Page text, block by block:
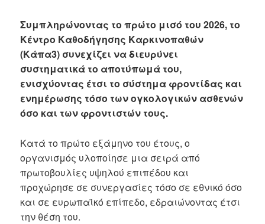
Συμπληρώνοντας το πρώτο μισό του 2026, το
Κέντρο Καθοδήγησης Καρκινοπαθών
(Κάπα3) συνεχίζει να διευρύνει
συστηματικά το αποτύπωμά του,
ενισχύοντας έτσι το σύστημα φροντίδας και
ενημέρωσης τόσο των ογκολογικών ασθενών
όσο και των φροντιστών τους.
Κατά το πρώτο εξάμηνο του έτους, ο
οργανισμός υλοποίησε μια σειρά από
πρωτοβουλίες υψηλού επιπέδου και
προχώρησε σε συνεργασίες τόσο σε εθνικό όσο
και σε ευρωπαϊκό επίπεδο, εδραιώνοντας έτσι
την θέση του.